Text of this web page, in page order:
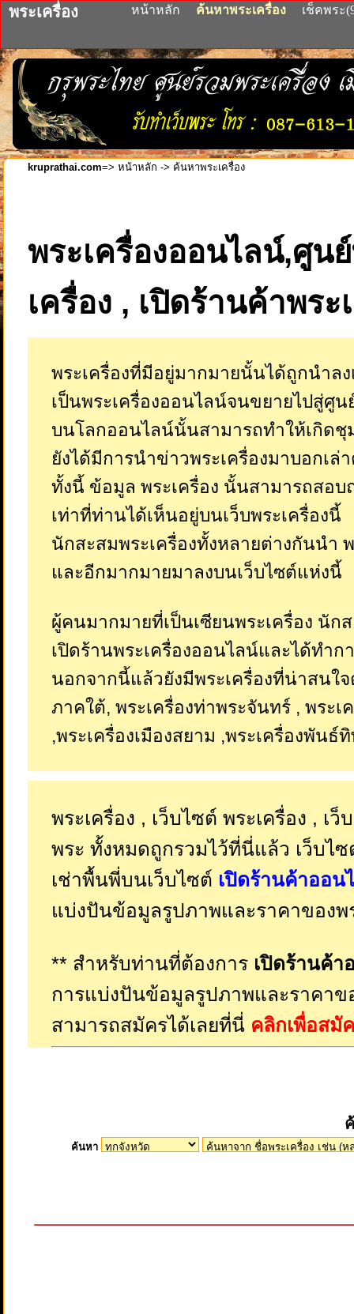
พระเครื่อง หน้าหลัก ค้นหาพระเครื่อง เช็คพระ
kruprathai.com=> หน้าหลัก -> ค้นหาพระเครื่อง
พระเครื่องออนไลน์,ศูน
เครื่อง , เปิดร้านค้าพร
พระเครื่องที่มีอยู่มากมายนั้นได้ถูกนำลง
เป็นพระเครื่องออนไลน์จนขยายไปสู่ศูน
บนโลกออนไลน์นั้นสามารถทำให้เกิด
ยังได้มีการนำข่าวพระเครื่องมาบอกเล่
ทั้งนี้ ข้อมูล พระเครื่อง นั้นสามารถสอ
เท่าที่ท่านได้เห็นอยู่บนเว็บพระเครื่องนี้
นักสะสมพระเครื่องทั้งหลายต่างกันนำ
และอีกมากมายมาลงบนเว็บไซต์แห่งนี้
ผู้คนมากมายที่เป็นเซียนพระเครื่อง นัก
เปิดร้านพระเครื่องออนไลน์และได้ทำก
นอกจากนี้แล้วยังมีพระเครื่องที่น่าสนใ
ภาคใต้, พระเครื่องท่าพระจันทร์ , พระเ
,พระเครื่องเมืองสยาม ,พระเครื่องพันธ์
พระเครื่อง , เว็บไซต์ พระเครื่อง , เ
พระ ทั้งหมดถูกรวมไว้ที่นี่แล้ว เว็บไ
เช่าพื้นพี่บนเว็บไซต์ เปิดร้านค้าออน
แบ่งปันข้อมูลรูปภาพและราคาของพ
** สำหรับท่านที่ต้องการ เปิดร้านค้า
การแบ่งปันข้อมูลรูปภาพและราคาข
สามารถสมัครได้เลยที่นี่ คลิกเพื่อสมั
ค้นหา